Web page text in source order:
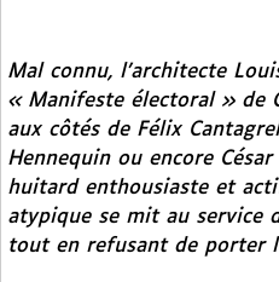
Mal connu, l’architecte
« Manifeste électoral » de
aux côtés de Félix
Hennequin ou encore
huitard enthousiaste et
atypique se mit au service
tout en refusant de porter